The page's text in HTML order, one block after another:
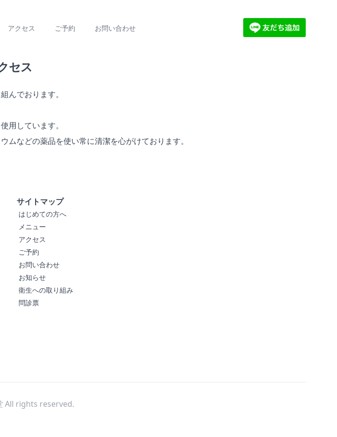
アクセス ご予約 お問い合わせ
セス
んでおります。
用しています。
などの薬品を使い常に清潔を心がけております。
サイトマップ
はじめての方へ
メニュー
アクセス
ご予約
お問い合わせ
お知らせ
衛生への取り組み
問診票
All rights reserved.